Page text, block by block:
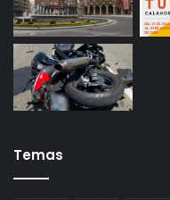
Temas